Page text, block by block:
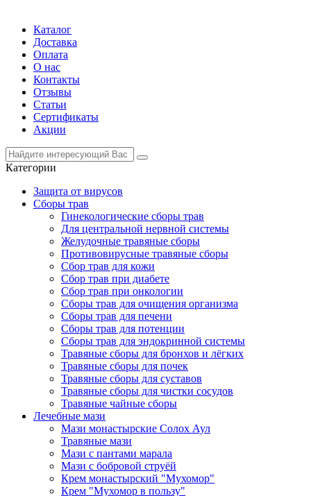
Каталог
Доставка
Оплата
О нас
Контакты
Отзывы
Статьи
Сертификаты
Акции
Категории
Защита от вирусов
Сборы трав
Гинекологические сборы трав
Для центральной нервной системы
Желудочные травяные сборы
Противовирусные травяные сборы
Сбор трав для кожи
Сбор трав при диабете
Сбор трав при онкологии
Сборы трав для очищения организма
Сборы трав для печени
Сборы трав для потенции
Сборы трав для эндокринной системы
Травяные сборы для бронхов и лёгких
Травяные сборы для почек
Травяные сборы для суставов
Травяные сборы для чистки сосудов
Травяные чайные сборы
Лечебные мази
Мази монастырские Солох Аул
Травяные мази
Мази с пантами марала
Мази с бобровой струёй
Крем монастырский "Мухомор"
Крем "Мухомор в пользу"